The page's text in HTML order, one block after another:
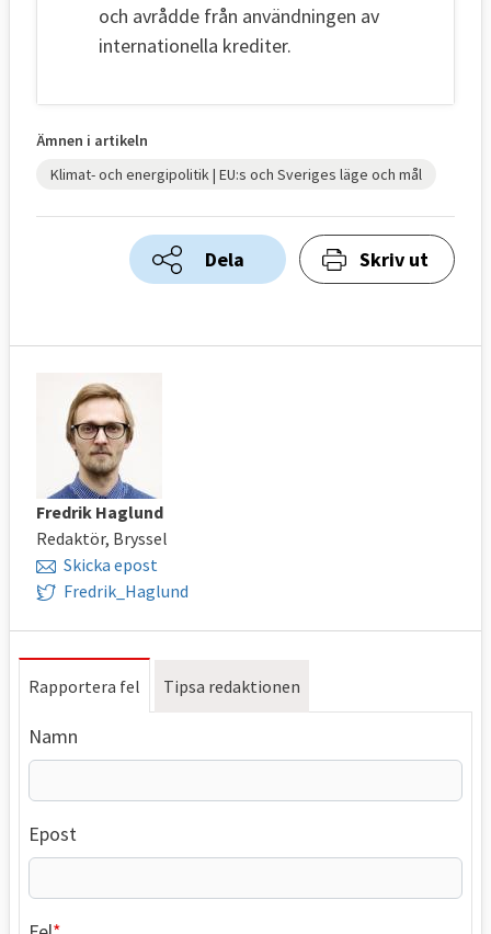
och avrådde från användningen av
internationella krediter.
Ämnen i artikeln
Klimat- och energipolitik | EU:s och Sveriges läge och mål
Dela Skriv ut
Fredrik Haglund
Redaktör, Bryssel
Skicka epost
Fredrik_Haglund
Rapportera fel Tipsa redaktionen
Namn
Epost